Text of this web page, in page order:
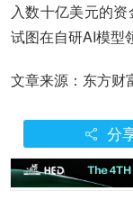
入数十亿美元的
试图在自研AI模型
文章来源：东方财
 分